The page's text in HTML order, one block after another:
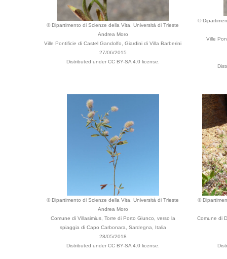
© Dipartimento di Scienze della Vita, Università di Trieste
Andrea Moro
Ville Pontificie di Castel Gandolfo, Giardini di Villa Barberini
27/06/2015
Distributed under CC BY-SA 4.0 license.
©
Ville
© Dipartimento di Scienze della Vita, Università di Trieste
Andrea Moro
Comune di Villasimius, Torre di Porto Giunco, verso la
spiaggia di Capo Carbonara, Sardegna, Italia
28/05/2018
Distributed under CC BY-SA 4.0 license.
©
Comune di